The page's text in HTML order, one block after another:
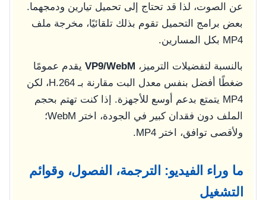
عن الصوت، لذا قد تحتاج إلى تحميل تيارين ودمجهما.
بعض برامج التحميل تقوم بذلك تلقائيًا، مخرجة ملف
MP4 بكل المسارين.
بالنسبة لتفضيلات الترميز، VP9/WebMيقدم عمومًا
ضغطًا أفضل بنفس معدل البت مقارنة بـ H.264، لكن
MP4 يتمتع بدعم أوسع للأجهزة. إذا كنت تهتم بحجم
الملف دون فقدان كبير في الجودة، اختر WebM؛
ولأقصى توافق، اختر MP4.
ما وراء الفيديو: الترجمة، الفصول، وقوائم
التشغيل